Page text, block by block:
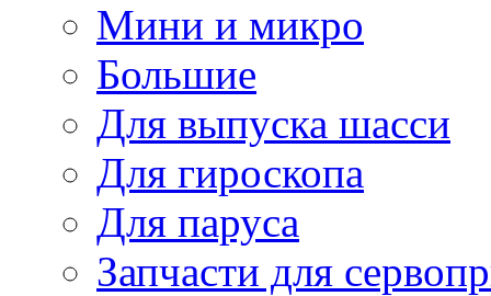
Мини и микро
Большие
Для выпуска шасси
Для гироскопа
Для паруса
Запчасти для